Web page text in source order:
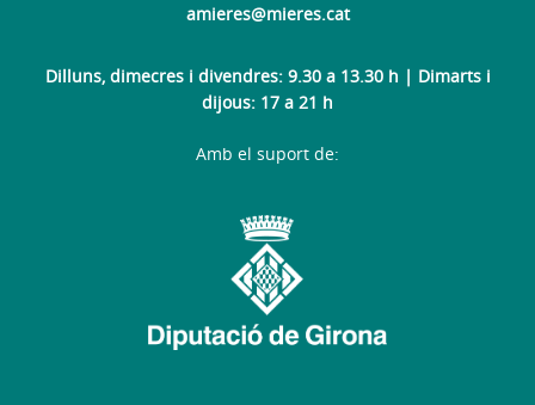
amieres@mieres.cat
Dilluns, dimecres i divendres: 9.30 a 13.30 h | Dimarts i
dijous: 17 a 21 h
Amb el suport de: